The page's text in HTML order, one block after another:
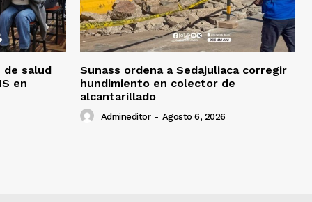
de salud
en
Sunass ordena a Sedajuliaca corregir
hundimiento en colector de
alcantarillado
Admineditor - Agosto 6, 2026